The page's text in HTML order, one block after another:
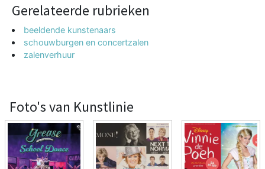
Gerelateerde rubrieken
beeldende kunstenaars
schouwburgen en concertzalen
zalenverhuur
Foto's van Kunstlinie